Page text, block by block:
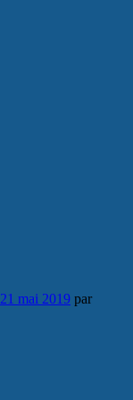
21 mai 2019 par